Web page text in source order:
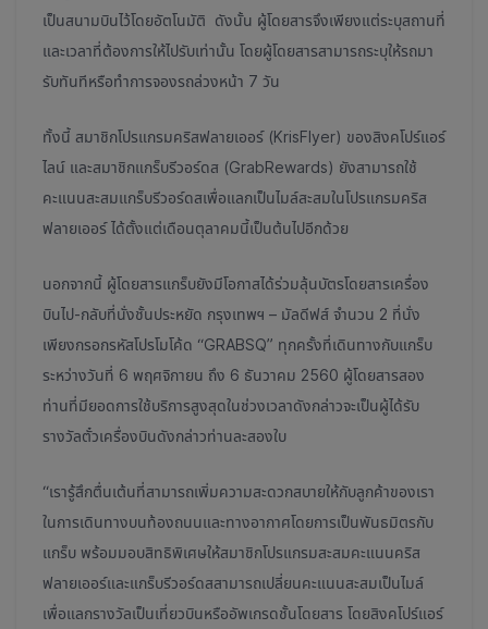
เป็นสนามบินไว้โดยอัตโนมัติ ดังนั้น ผู้โดยสารจึงเพียงแต่ระบุสถานที่
และเวลาที่ต้องการให้ไปรับเท่านั้น โดยผู้โดยสารสามารถระบุให้รถมา
รับทันทีหรือทำการจองรถล่วงหน้า 7 วัน
ทั้งนี้ สมาชิกโปรแกรมคริสฟลายเออร์ (KrisFlyer) ของสิงคโปร์แอร์
ไลน์ และสมาชิกแกร็บรีวอร์ดส (GrabRewards) ยังสามารถใช้
คะแนนสะสมแกร็บรีวอร์ดสเพื่อแลกเป็นไมล์สะสมในโปรแกรมคริส
ฟลายเออร์ ได้ตั้งแต่เดือนตุลาคมนี้เป็นต้นไปอีกด้วย
นอกจากนี้ ผู้โดยสารแกร็บยังมีโอกาสได้ร่วมลุ้นบัตรโดยสารเครื่อง
บินไป-กลับที่นั่งชั้นประหยัด กรุงเทพฯ – มัลดีฟส์ จำนวน 2 ที่นั่ง
เพียงกรอกรหัสโปรโมโค้ด “GRABSQ” ทุกครั้งที่เดินทางกับแกร็บ
ระหว่างวันที่ 6 พฤศจิกายน ถึง 6 ธันวาคม 2560 ผู้โดยสารสอง
ท่านที่มียอดการใช้บริการสูงสุดในช่วงเวลาดังกล่าวจะเป็นผู้ได้รับ
รางวัลตั๋วเครื่องบินดังกล่าวท่านละสองใบ
“เรารู้สึกตื่นเต้นที่สามารถเพิ่มความสะดวกสบายให้กับลูกค้าของเรา
ในการเดินทางบนท้องถนนและทางอากาศโดยการเป็นพันธมิตรกับ
แกร็บ พร้อมมอบสิทธิพิเศษให้สมาชิกโปรแกรมสะสมคะแนนคริส
ฟลายเออร์และแกร็บรีวอร์ดสสามารถเปลี่ยนคะแนนสะสมเป็นไมล์
เพื่อแลกรางวัลเป็นเที่ยวบินหรืออัพเกรดชั้นโดยสาร โดยสิงคโปร์แอร์